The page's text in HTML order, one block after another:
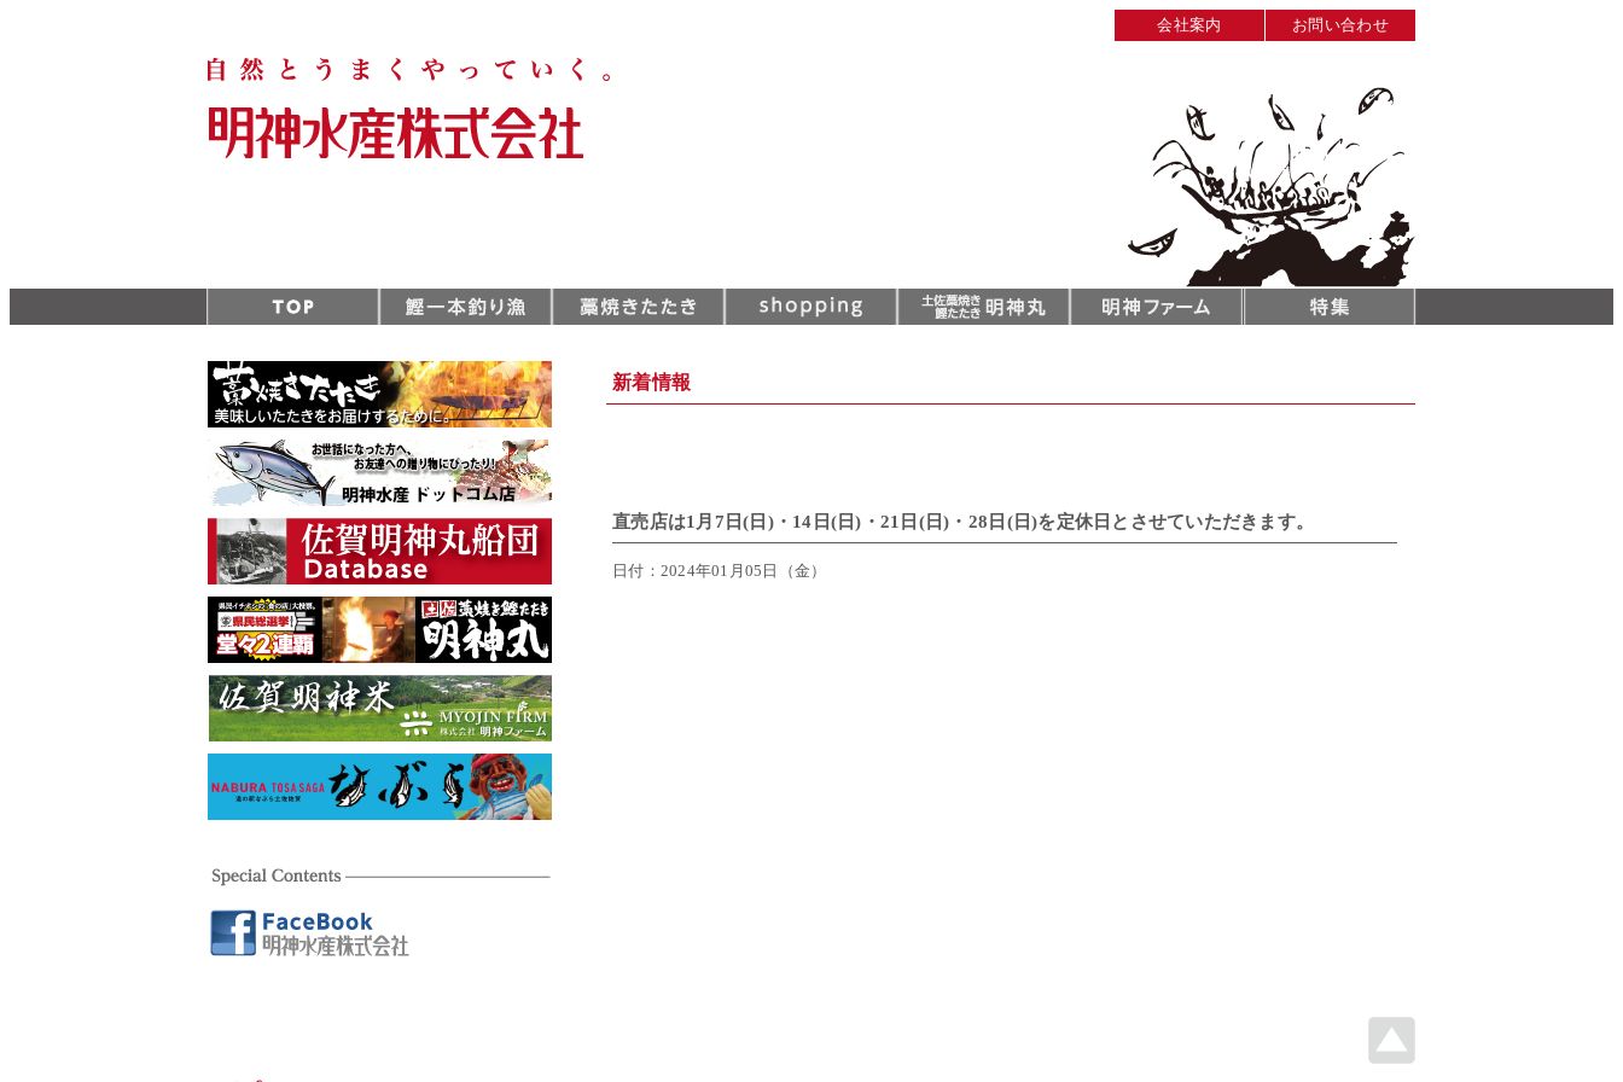
会社案内 お問い合わせ
新着情報
直売店は1月7日(日)・14日(日)・21日(日)・28日(日)を定休日とさせていただきます。
日付：2024年01月05日（金）